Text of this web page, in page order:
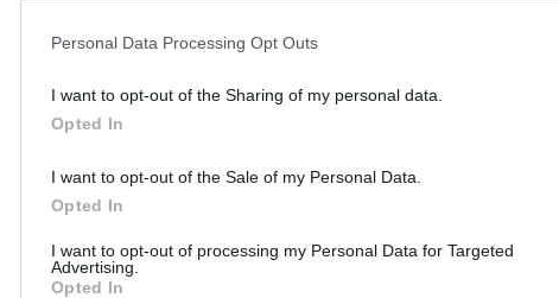
Personal Data Processing Opt Outs
I want to opt-out of the Sharing of my personal data.
Opted In
I want to opt-out of the Sale of my Personal Data.
Opted In
I want to opt-out of processing my Personal Data for Targeted
Advertising.
Opted In
de México